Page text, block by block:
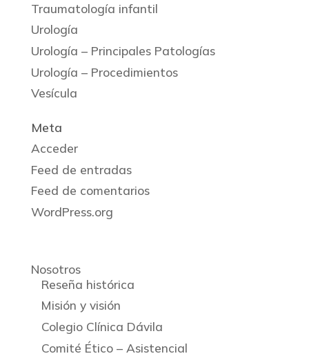
Traumatología infantil
Urología
Urología – Principales Patologías
Urología – Procedimientos
Vesícula
Meta
Acceder
Feed de entradas
Feed de comentarios
WordPress.org
Nosotros
Reseña histórica
Misión y visión
Colegio Clínica Dávila
Comité Ético – Asistencial